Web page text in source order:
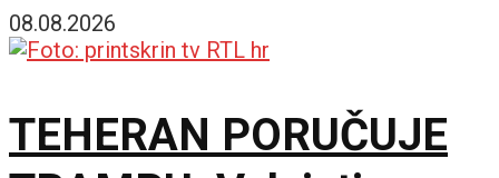
08.08.2026
TEHERAN PORUČUJE